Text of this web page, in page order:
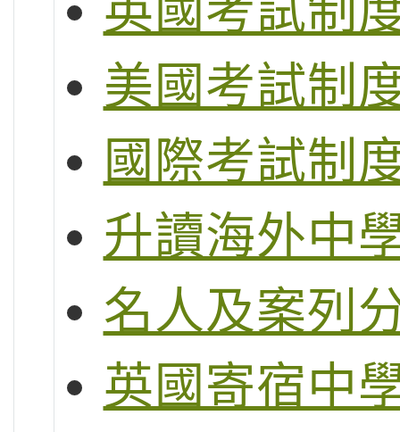
英國考試制
美國考試制
國際考試制
升讀海外中
名人及案列
英國寄宿中